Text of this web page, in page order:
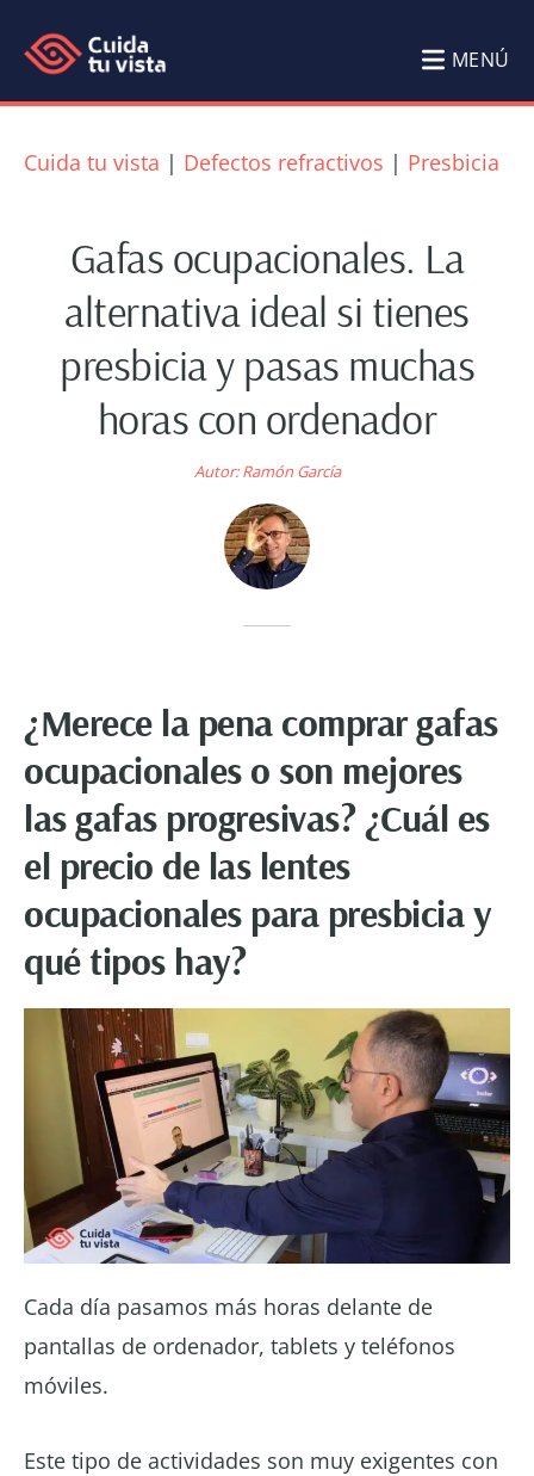
al
contenido
al
pie
página
Cuida
tu
de
Cuida
vista
MENÚ
Cuida tu vista | Defectos refractivos | Presbicia
Gafas ocupacionales. La
alternativa ideal si tienes
presbicia y pasas muchas
horas con ordenador
Autor:Ramón García
¿Merece la pena comprar gafas
ocupacionales o son mejores
las gafas progresivas? ¿Cuál es
el precio de las lentes
ocupacionales para presbicia y
qué tipos hay?
Cada día pasamos más horas delante de
pantallas de ordenador, tablets y teléfonos
móviles.
Este tipo de actividades son muy exigentes con